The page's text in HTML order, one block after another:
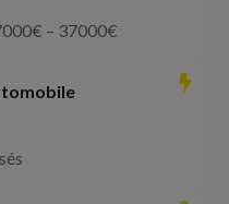
€ – 37000€